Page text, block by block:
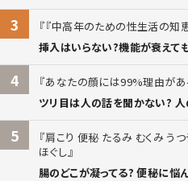
3
『中高年のための性生活の知
挿入はいらない?機能が衰えて
4
あなたの顔には99%理由があ
ツリ目は人の話を聞かない? 人
5
肩こり 便秘 たるみ むくみ う
ほぐし
腸のどこが凝ってる? 便秘に悩ん